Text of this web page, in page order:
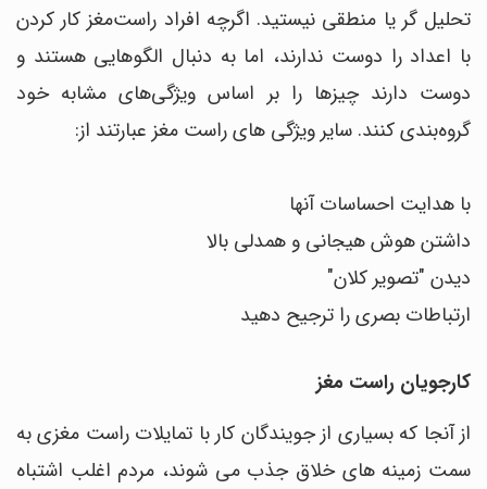
تحلیل گر یا منطقی نیستید. اگرچه افراد راست‌مغز کار کردن
با اعداد را دوست ندارند، اما به دنبال الگوهایی هستند و
دوست دارند چیزها را بر اساس ویژگی‌های مشابه خود
گروه‌بندی کنند. سایر ویژگی های راست مغز عبارتند از:
با هدایت احساسات آنها
داشتن هوش هیجانی و همدلی بالا
دیدن "تصویر کلان"
ارتباطات بصری را ترجیح دهید
کارجویان راست مغز
از آنجا که بسیاری از جویندگان کار با تمایلات راست مغزی به
سمت زمینه های خلاق جذب می شوند، مردم اغلب اشتباه